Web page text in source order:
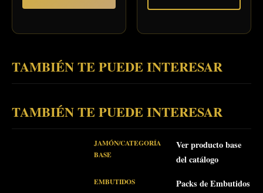
TAMBIÉN TE PUEDE INTERESAR
TAMBIÉN TE PUEDE INTERESAR
JAMÓN/CATEGORÍA
BASE
Ver producto base
del catálogo
EMBUTIDOS
Packs de Embutidos